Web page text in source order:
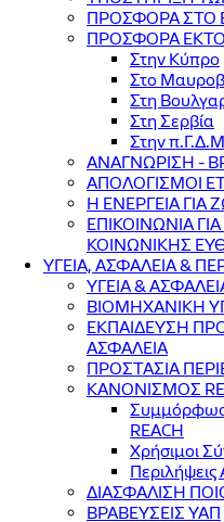
ΠΡΟΣΦΟΡΑ ΣΤΟ
ΠΡΟΣΦΟΡΑ
Στην Κύπρο
Στο
Στη
Στη Σερβία
Στην
ΑΝΑΓΝΩΡΙΣΗ -
ΑΠΟΛΟΓΙΣΜΟΙ
Η ΕΝΕΡΓΕΙΑ ΓΙΑ
ΕΠΙΚΟΙΝΩΝΙΑ
ΚΟΙΝΩΝΙΚΗΣ
ΥΓΕΙΑ, ΑΣΦΑΛΕΙΑ &
ΥΓΕΙΑ &
ΒΙΟΜΗΧΑΝΙΚΗ
ΕΚΠΑΙΔΕΥΣΗ
ΑΣΦΑΛΕΙΑ
ΠΡΟΣΤΑΣΙΑ
ΚΑΝΟΝΙΣΜΟΣ
REACH
Χρήσιμοι
ΔΙΑΣΦΑΛΙΣΗ
ΒΡΑΒΕΥΣΕΙΣ ΥΑΠ